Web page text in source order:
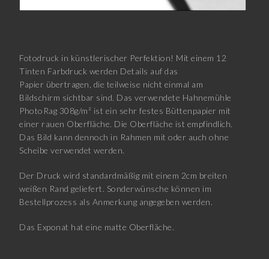
Fotodruck in künstlerischer Perfektion! Mit einem 12
Tinten Farbdruck werden Details auf das
Papier übertragen, die teilweise nicht einmal am
Bildschirm sichtbar sind. Das verwendete Hahnemühle
PhotoRag 308g/m² ist ein sehr festes Büttenpapier mit
einer rauen Oberfläche. Die Oberfläche ist empfindlich.
Das Bild kann dennoch in Rahmen mit oder auch ohne
Scheibe verwendet werden.
Der Druck wird standardmäßig mit einem 2cm breiten
weißen Rand geliefert. Sonderwünsche können im
Bestellprozess als Anmerkung angegeben werden.
Das Exponat hat eine matte Oberfläche.